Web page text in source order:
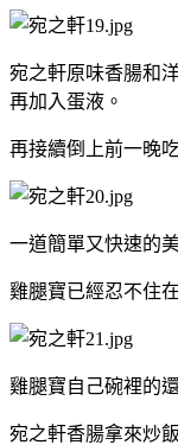
宛之軒原味香腸和
再加入蛋液。
再接續倒上前一晚
一道簡單又快速的
雞腿寶已經忍不住
雞腿寶自己碗裡的
宛之軒香腸拿來炒